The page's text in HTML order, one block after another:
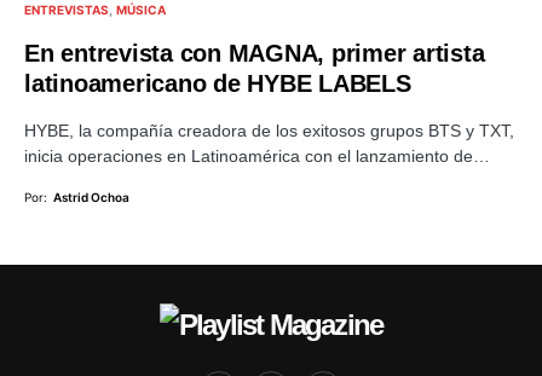
ENTREVISTAS MÚSICA
En entrevista con MAGNA, primer artista
latinoamericano de HYBE LABELS
HYBE, la compañía creadora de los exitosos grupos BTS y TXT,
inicia operaciones en Latinoamérica con el lanzamiento de…
Por: Astrid Ochoa